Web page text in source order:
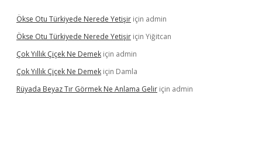
Ökse Otu Türkiyede Nerede Yetişir için admin
Ökse Otu Türkiyede Nerede Yetişir için Yiğitcan
Çok Yıllık Çiçek Ne Demek için admin
Çok Yıllık Çiçek Ne Demek için Damla
Rüyada Beyaz Tır Görmek Ne Anlama Gelir için admin